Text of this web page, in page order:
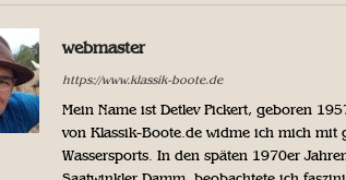
webmaster
https://www.klassik-boote.de
Mein Name ist Detlev Pickert, geboren
von Klassik-Boote.de widme ich mich mit
Wassersports. In den späten 1970er